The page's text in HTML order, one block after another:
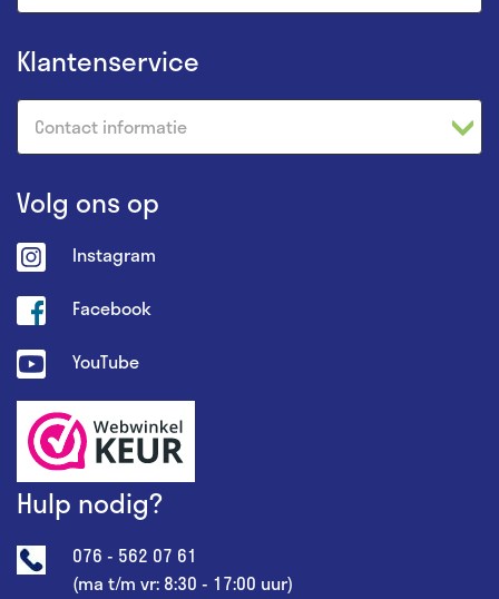
Klantenservice
Contact informatie
Volg ons op
Instagram
Facebook
YouTube
Hulp nodig?
076 - 562 07 61
(ma t/m vr: 8:30 - 17:00 uur)